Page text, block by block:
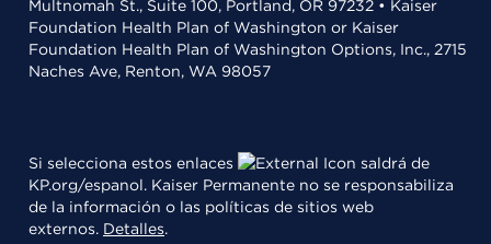
Multnomah St., Suite 100, Portland, OR 97232 • Kaiser
Foundation Health Plan of Washington or Kaiser
Foundation Health Plan of Washington Options, Inc., 2715
Naches Ave, Renton, WA 98057
Si selecciona estos enlaces
saldrá de
KP.org/espanol. Kaiser Permanente no se responsabiliza
de la información o las políticas de sitios web
externos. Detalles.